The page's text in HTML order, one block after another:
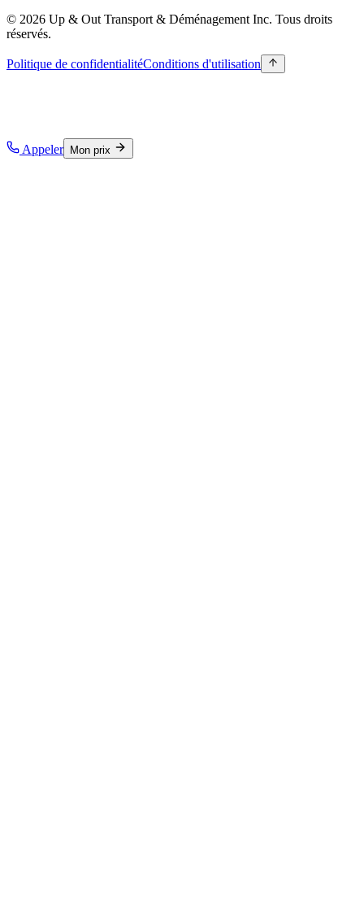
© 2026 Up & Out Transport & Déménagement Inc. Tous droits
réservés.
Politique de confidentialitéConditions d'utilisation
Appeler Mon prix